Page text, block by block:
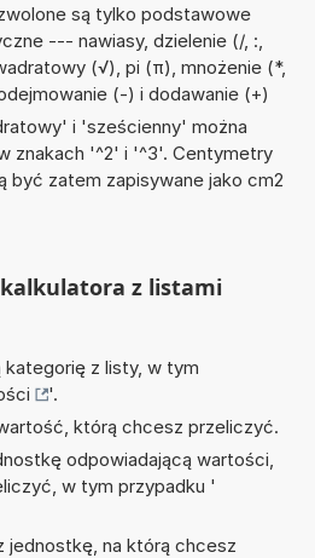
są tylko podstawowe
--- nawiasy, dzielenie (/, :,
(√), pi (π), mnożenie (*,
(-) i dodawanie (+)
i 'sześcienny' można
znakach '^2' i '^3'. Centymetry
być zatem zapisywane jako cm2
z listami
kategorię z listy, w tym
'.
którą chcesz przeliczyć.
odpowiadającą wartości,
w tym przypadku '
jednostkę, na którą chcesz